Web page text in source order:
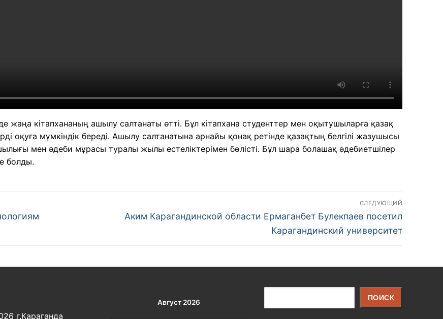
жаңа кітапхананың ашылу салтанаты өтті. Бұл кітапхана студенттер мен оқытушыларға қазақ
оқуға мүмкіндік береді. Ашылу салтанатына арнайы қонақ ретінде қазақтың белгілі жазушысы
мен әдеби мұрасы туралы жылы естеліктерімен бөлісті. Бұл шара болашақ әдебиетшілер
болды.
СЛЕДУЮЩИЙ
Следующая
Аким Карагандинской области Ермаганбет Булекпаев посетил
Карагандинский университет
г.Караганда
Август 2026
ПОИСК